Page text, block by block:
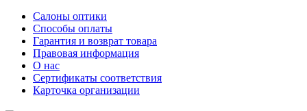
Салоны оптики
Способы оплаты
Гарантия и возврат товара
Правовая информация
О нас
Сертификаты соответствия
Карточка организации